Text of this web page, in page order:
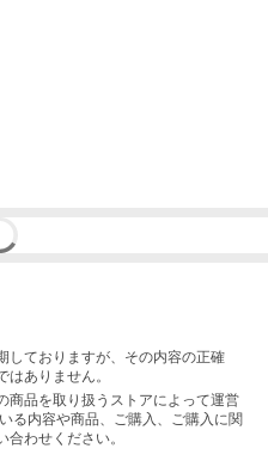
しておりますが、その内容の正確
ありません。
商品を取り扱うストアによって運営
る内容や商品、ご購入 、ご購入に関
わせください。